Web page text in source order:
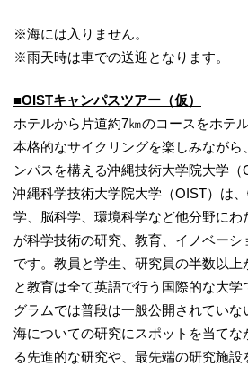
※海には入りません。
※雨天時は車での送迎となります。
■OISTキャンパスツアー（仮）
ホテルから片道約7㎞のコースをホテ
本格的なサイクリングを楽しみながら
ンパスを構える沖縄技術大学院大学（
沖縄科学技術大学院大学（OIST）は
学、脳科学、環境科学など他分野に
が科学技術の研究、教育、イノベー
です。教員と学生、研究員の半数以
と教育は全て英語で行う国際的な大学
グラムでは普段は一般公開されてい
海についての研究にスポットを当てな
る先進的な研究や、最先端の研究施